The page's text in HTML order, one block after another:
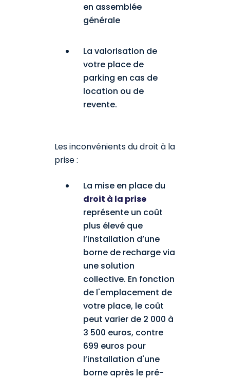
en assemblée
générale
La valorisation de
votre place de
parking en cas de
location ou de
revente.
Les inconvénients du droit à la
prise :
La mise en place du
droit à la prise
représente un coût
plus élevé que
l’installation d’une
borne de recharge via
une solution
collective. En fonction
de l'emplacement de
votre place, le coût
peut varier de 2 000 à
3 500 euros, contre
699 euros pour
l’installation d'une
borne après le pré-